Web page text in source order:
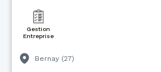
Gestion
Entreprise
Bernay (27)